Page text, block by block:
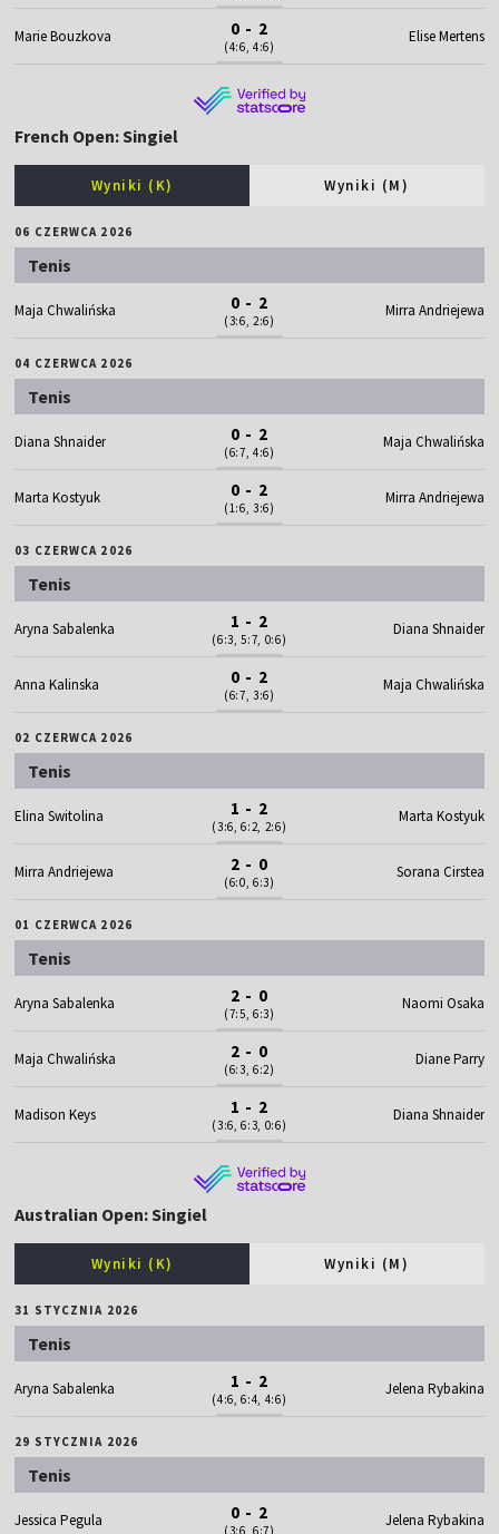
Marie Bouzkova 0 - 2
(4:6, 4:6)
Elise Mertens
French Open: Singiel
Wyniki (K) Wyniki (M)
06 CZERWCA 2026
Tenis
Maja Chwalińska 0 - 2
(3:6, 2:6)
Mirra Andriejewa
04 CZERWCA 2026
Tenis
Diana Shnaider 0 - 2
(6:7, 4:6)
Maja Chwalińska
Marta Kostyuk 0 - 2
(1:6, 3:6)
Mirra Andriejewa
03 CZERWCA 2026
Tenis
Aryna Sabalenka 1 - 2
(6:3, 5:7, 0:6)
Diana Shnaider
Anna Kalinska 0 - 2
(6:7, 3:6)
Maja Chwalińska
02 CZERWCA 2026
Tenis
Elina Switolina 1 - 2
(3:6, 6:2, 2:6)
Marta Kostyuk
Mirra Andriejewa 2 - 0
(6:0, 6:3)
Sorana Cirstea
01 CZERWCA 2026
Tenis
Aryna Sabalenka 2 - 0
(7:5, 6:3)
Naomi Osaka
Maja Chwalińska 2 - 0
(6:3, 6:2)
Diane Parry
Madison Keys 1 - 2
(3:6, 6:3, 0:6)
Diana Shnaider
Australian Open: Singiel
Wyniki (K) Wyniki (M)
31 STYCZNIA 2026
Tenis
Aryna Sabalenka 1 - 2
(4:6, 6:4, 4:6)
Jelena Rybakina
29 STYCZNIA 2026
Tenis
Jessica Pegula 0 - 2
(3:6, 6:7)
Jelena Rybakina